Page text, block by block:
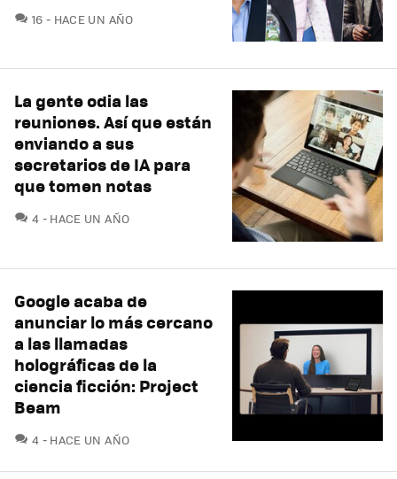
16 COMENTARIOS
HACE UN AÑO
La gente odia las
reuniones. Así que están
enviando a sus
secretarios de IA para
que tomen notas
4 COMENTARIOS
HACE UN AÑO
Google acaba de
anunciar lo más cercano
a las llamadas
holográficas de la
ciencia ficción: Project
Beam
4 COMENTARIOS
HACE UN AÑO